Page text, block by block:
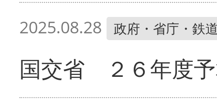
2025.08.28 政府・省庁・鉄
国交省 ２６年度